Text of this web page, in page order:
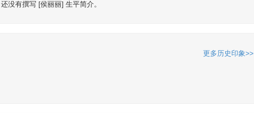
还没有撰写 [侯丽丽] 生平简介。
更多历史印象>>